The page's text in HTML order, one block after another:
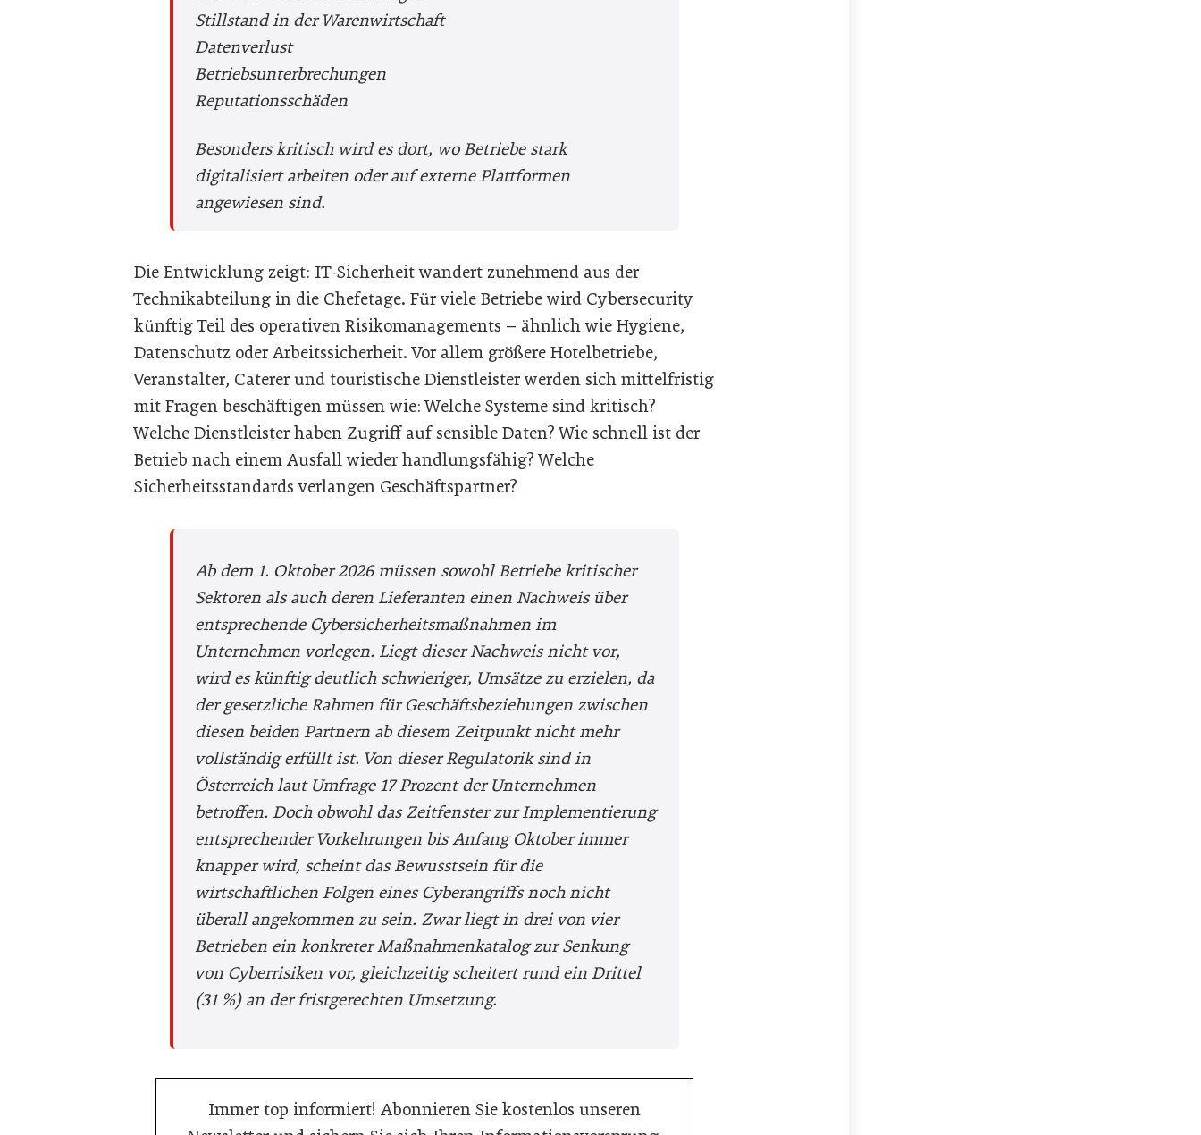
Stillstand in der Warenwirtschaft
Datenverlust
Betriebsunterbrechungen
Reputationsschäden
Besonders kritisch wird es dort, wo Betriebe stark
digitalisiert arbeiten oder auf externe Plattformen
angewiesen sind.
Die Entwicklung zeigt: IT-Sicherheit wandert zunehmend aus der
Technikabteilung in die Chefetage. Für viele Betriebe wird Cybersecurity
künftig Teil des operativen Risikomanagements – ähnlich wie Hygiene,
Datenschutz oder Arbeitssicherheit. Vor allem größere Hotelbetriebe,
Veranstalter, Caterer und touristische Dienstleister werden sich mittelfristig
mit Fragen beschäftigen müssen wie: Welche Systeme sind kritisch?
Welche Dienstleister haben Zugriff auf sensible Daten? Wie schnell ist der
Betrieb nach einem Ausfall wieder handlungsfähig? Welche
Sicherheitsstandards verlangen Geschäftspartner?
Ab dem 1. Oktober 2026 müssen sowohl Betriebe kritischer
Sektoren als auch deren Lieferanten einen Nachweis über
entsprechende Cybersicherheitsmaßnahmen im
Unternehmen vorlegen. Liegt dieser Nachweis nicht vor,
wird es künftig deutlich schwieriger, Umsätze zu erzielen, da
der gesetzliche Rahmen für Geschäftsbeziehungen zwischen
diesen beiden Partnern ab diesem Zeitpunkt nicht mehr
vollständig erfüllt ist. Von dieser Regulatorik sind in
Österreich laut Umfrage 17 Prozent der Unternehmen
betroffen. Doch obwohl das Zeitfenster zur Implementierung
entsprechender Vorkehrungen bis Anfang Oktober immer
knapper wird, scheint das Bewusstsein für die
wirtschaftlichen Folgen eines Cyberangriffs noch nicht
überall angekommen zu sein. Zwar liegt in drei von vier
Betrieben ein konkreter Maßnahmenkatalog zur Senkung
von Cyberrisiken vor, gleichzeitig scheitert rund ein Drittel
(31 %) an der fristgerechten Umsetzung.
Immer top informiert! Abonnieren Sie kostenlos unseren